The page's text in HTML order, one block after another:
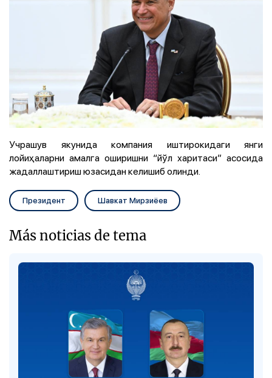
Учрашув якунида компания иштирокидаги янги
лойиҳаларни амалга оширишни “йўл харитаси” асосида
жадаллаштириш юзасидан келишиб олинди.
Президент Шавкат Мирзиёев
Más noticias de tema